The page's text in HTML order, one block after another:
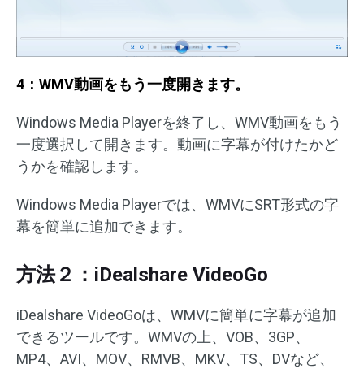
4：WMV動画をもう一度開きます。
Windows Media Playerを終了し、WMV動画をもう
一度選択して開きます。動画に字幕が付けたかど
うかを確認します。
Windows Media Playerでは、WMVにSRT形式の字
幕を簡単に追加できます。
方法２：iDealshare VideoGo
iDealshare VideoGoは、WMVに簡単に字幕が追加
できるツールです。WMVの上、VOB、3GP、
MP4、AVI、MOV、RMVB、MKV、TS、DVなど、